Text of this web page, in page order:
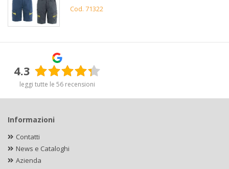
Cod. 71322
4.3
leggi tutte le 56 recensioni
Informazioni
Contatti
News e Cataloghi
Azienda